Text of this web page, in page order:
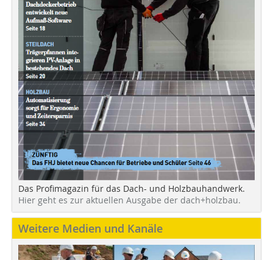
Das Profimagazin für das Dach- und Holzbauhandwerk.
Hier geht es zur aktuellen Ausgabe der dach+holzbau.
Weitere Medien und Kanäle